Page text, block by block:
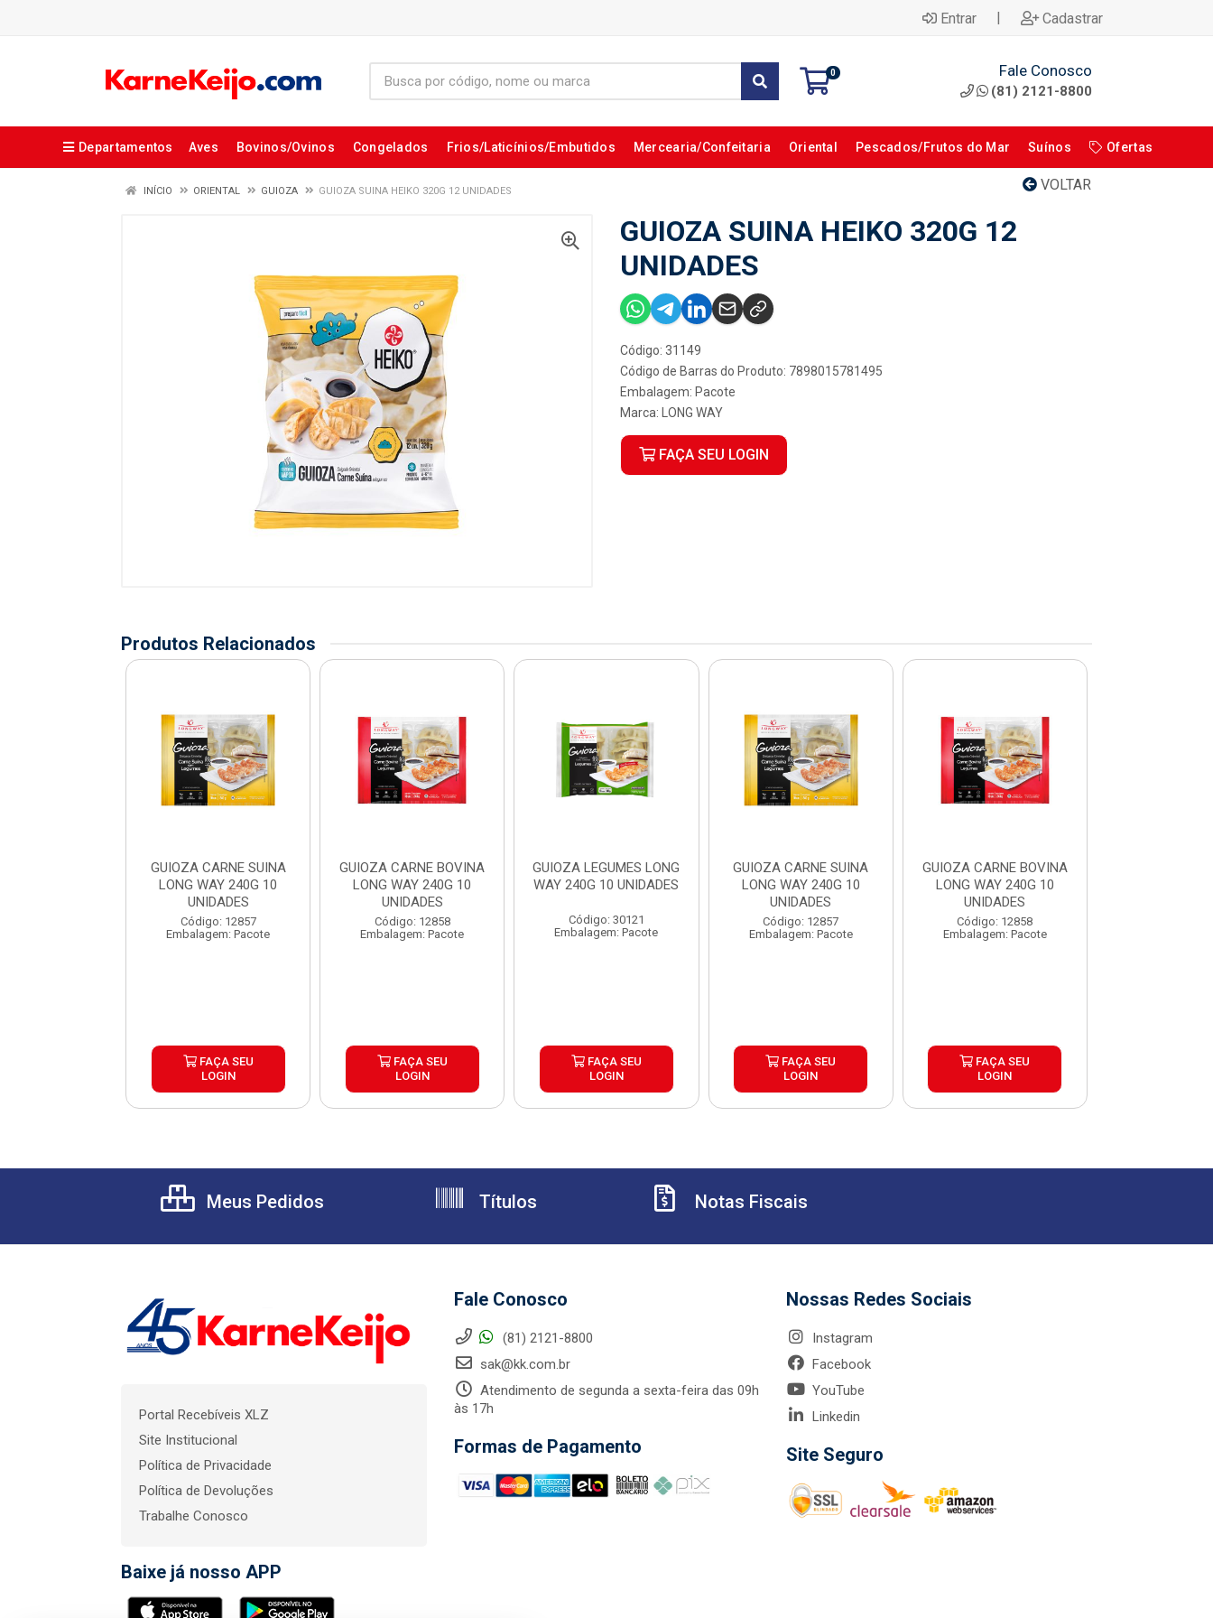
Entrar | Cadastrar
0 Fale Conosco
(81) 2121-8800
Departamentos Aves Bovinos/Ovinos Congelados Frios/Laticínios/Embutidos Mercearia/Confeitaria Oriental Pescados/Frutos do Mar Suínos Ofertas
VOLTAR
INÍCIO ORIENTAL GUIOZA GUIOZA SUINA HEIKO 320G 12 UNIDADES
GUIOZA SUINA HEIKO 320G 12
UNIDADES
Código: 31149
Código de Barras do Produto: 7898015781495
Embalagem: Pacote
Marca:
LONG WAY
FAÇA SEU LOGIN
Produtos Relacionados
GUIOZA CARNE SUINA
LONG WAY 240G 10
UNIDADES
Código: 12857
Embalagem: Pacote
FAÇA SEU
LOGIN
GUIOZA CARNE BOVINA
LONG WAY 240G 10
UNIDADES
Código: 12858
Embalagem: Pacote
FAÇA SEU
LOGIN
GUIOZA LEGUMES LONG
WAY 240G 10 UNIDADES
Código: 30121
Embalagem: Pacote
FAÇA SEU
LOGIN
GUIOZA CARNE SUINA
LONG WAY 240G 10
UNIDADES
Código: 12857
Embalagem: Pacote
FAÇA SEU
LOGIN
GUIOZA CARNE BOVINA
LONG WAY 240G 10
UNIDADES
Código: 12858
Embalagem: Pacote
FAÇA SEU
LOGIN
Meus Pedidos Títulos Notas Fiscais
Portal Recebíveis XLZ
Site Institucional
Política de Privacidade
Política de Devoluções
Trabalhe Conosco
Baixe já nosso APP
Fale Conosco
(81) 2121-8800
sak@kk.com.br
Atendimento de segunda a sexta-feira das 09h
às 17h
Formas de Pagamento
Nossas Redes Sociais
Instagram
Facebook
YouTube
Linkedin
Site Seguro